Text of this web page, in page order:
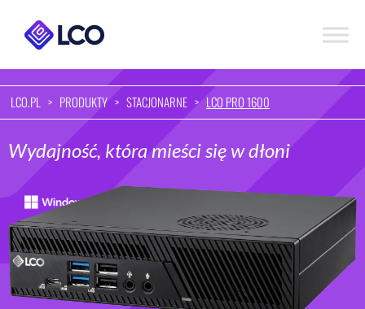
LCO.PL > PRODUKTY> STACJONARNE >LCO PRO 1600
Wydajność, która mieści się w dłoni